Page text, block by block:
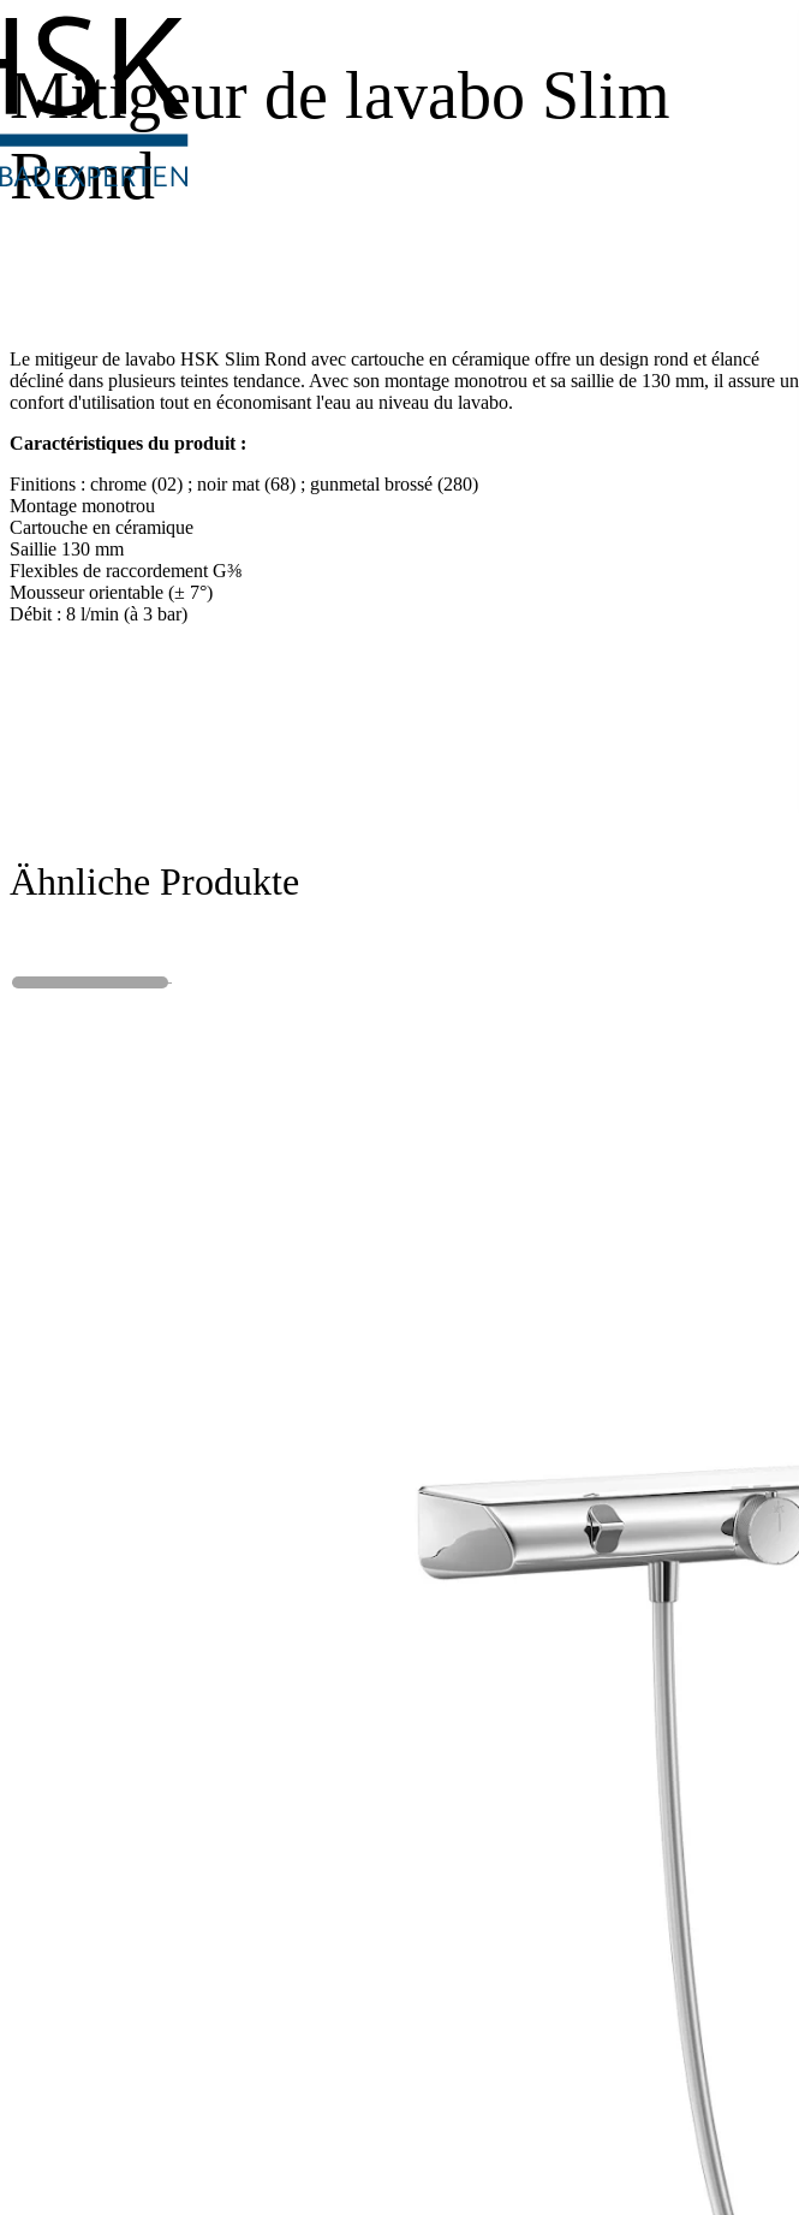
Mitigeur de lavabo Slim
Rond
Le mitigeur de lavabo HSK Slim Rond avec cartouche en céramique offre un design rond et élancé
décliné dans plusieurs teintes tendance. Avec son montage monotrou et sa saillie de 130 mm, il assure un
confort d'utilisation tout en économisant l'eau au niveau du lavabo.
Caractéristiques du produit :
Finitions : chrome (02) ; noir mat (68) ; gunmetal brossé (280)
Montage monotrou
Cartouche en céramique
Saillie 130 mm
Flexibles de raccordement G⅜
Mousseur orientable (± 7°)
Débit : 8 l/min (à 3 bar)
Ähnliche Produkte